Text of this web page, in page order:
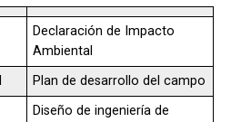
Declaración de Impacto
Ambiental
Plan de desarrollo del campo
Diseño de ingeniería de